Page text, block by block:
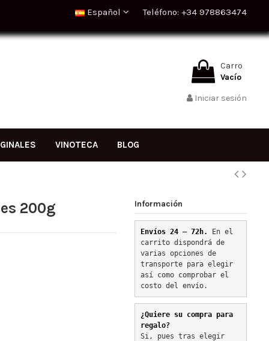
Español Teléfono: +34 978863474
Carro
Vacío
Iniciar sesión
VINOTECA BLOG
200g Información
Envíos 24 – 72h.
En el
carrito dispondrá de
varias opciones de
transporte para elegir
así como comprobar el
costo del envío.
¿Quiere su compra para
regalo?
Si, pues tras elegir